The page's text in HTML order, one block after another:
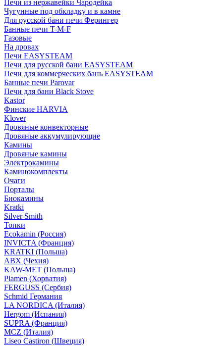
Печи из нержавейки Чародейка
Чугунные под обкладку и в камне
Для русской бани печи Ферингер
Банные печи T-M-F
Газовые
На дровах
Печи EASYSTEAM
Печи для русской бани EASYSTEAM
Печи для коммерческих бань EASYSTEAM
Банные печи Parovar
Печи для бани Black Stove
Kastor
Финские HARVIA
Klover
Дровяные конвекторные
Дровяные аккумулирующие
Камины
Дровяные камины
Электрокамины
Каминокомплекты
Очаги
Порталы
Биокамины
Kratki
Silver Smith
Топки
Ecokamin (Россия)
INVICTA (Франция)
KRATKI (Польша)
ABX (Чехия)
KAW-MET (Польша)
Plamen (Хорватия)
FERGUSS (Сербия)
Schmid Германия
LA NORDICA (Италия)
Hergom (Испания)
SUPRA (Франция)
MCZ (Италия)
Liseo Castiron (Швеция)